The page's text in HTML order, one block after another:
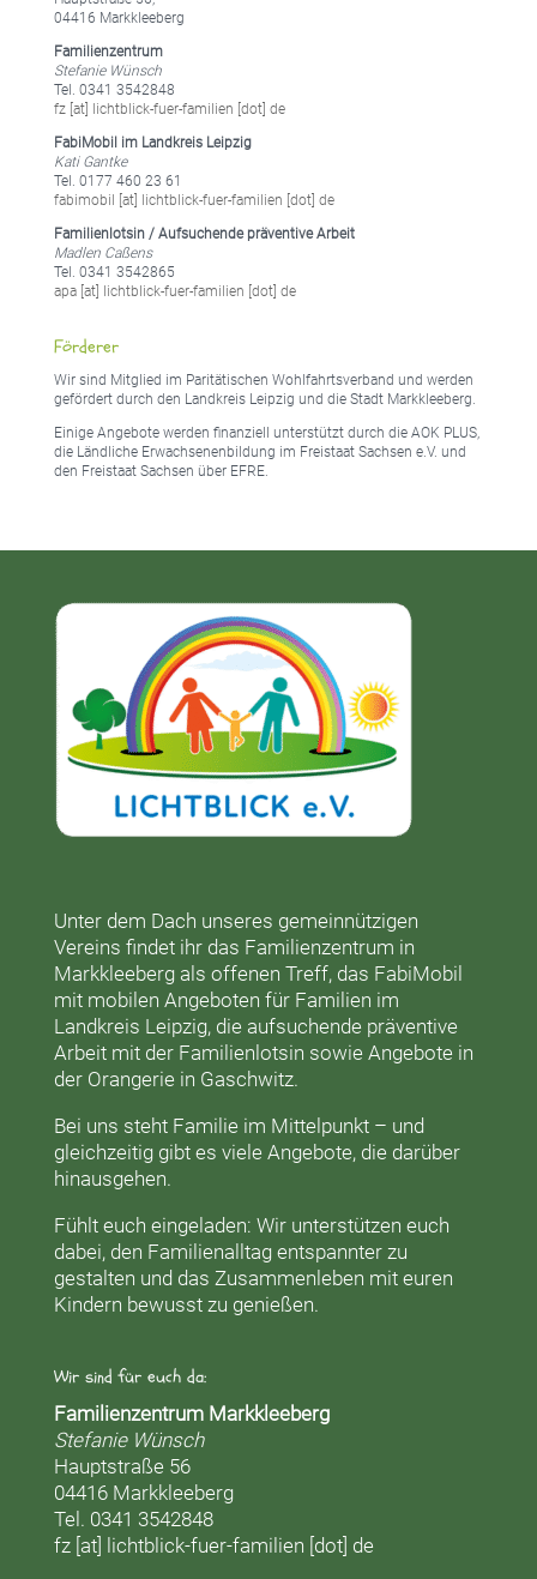
04416 Markkleeberg
Familienzentrum
Stefanie Wünsch
Tel. 0341 3542848
fz [at] lichtblick-fuer-familien [dot] de
FabiMobil im Landkreis Leipzig
Kati Gantke
Tel. 0177 460 23 61
fabimobil [at] lichtblick-fuer-familien [dot] de
Familienlotsin / Aufsuchende präventive Arbeit
Madlen Caßens
Tel. 0341 3542865
apa [at] lichtblick-fuer-familien [dot] de
Förderer
Wir sind Mitglied im Paritätischen Wohlfahrtsverband und werden
gefördert durch den Landkreis Leipzig und die Stadt Markkleeberg.
Einige Angebote werden finanziell unterstützt durch die AOK PLUS,
die Ländliche Erwachsenenbildung im Freistaat Sachsen e.V. und
den Freistaat Sachsen über EFRE.
Unter dem Dach unseres gemeinnützigen
Vereins findet ihr das Familienzentrum in
Markkleebergals offenen Treff, das FabiMobil
mit mobilen Angeboten für Familien im
Landkreis Leipzig, die aufsuchende präventive
Arbeit mit der Familienlotsin sowie Angebote in
der Orangeriein Gaschwitz.
Bei uns steht Familie im Mittelpunkt – und
gleichzeitig gibt es viele Angebote, die darüber
hinausgehen.
Fühlt euch eingeladen: Wir unterstützen euch
dabei, den Familienalltag entspannter zu
gestalten und das Zusammenleben mit euren
Kindern bewusst zu genießen.
Wir sind für euch da:
Familienzentrum Markkleeberg
Stefanie Wünsch
Hauptstraße 56
04416 Markkleeberg
Tel. 0341 3542848
fz [at] lichtblick-fuer-familien [dot] de